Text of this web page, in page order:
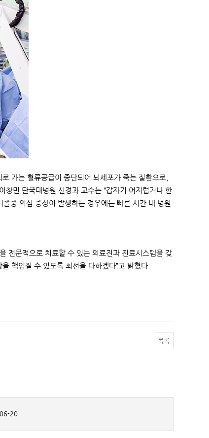
가는 혈류공급이 중단되어 뇌세포가 죽는 질환으로,
민 단국대병원 신경과 교수는 “갑자기 어지럽거나 한
중 의심 증상이 발생하는 경우에는 빠른 시간 내 병원
전문적으로 치료할 수 있는 의료진과 진료시스템을 갖
책임질 수 있도록 최선을 다하겠다”고 밝혔다
목록
20